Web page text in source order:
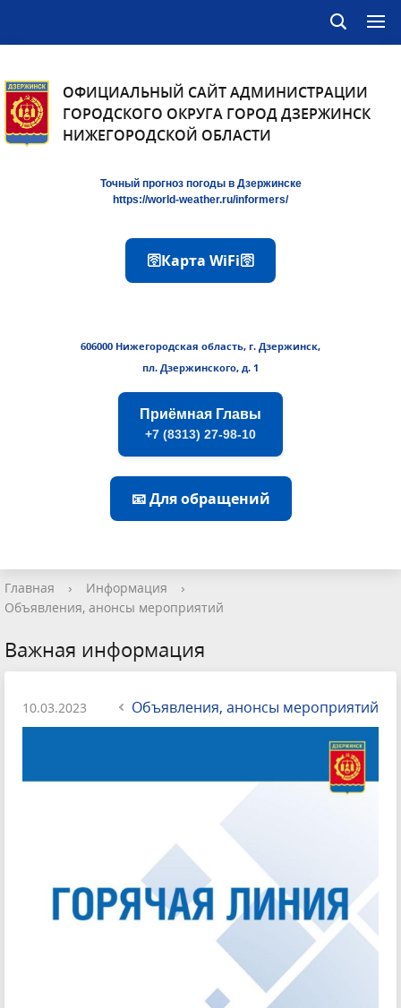
ОФИЦИАЛЬНЫЙ САЙТ АДМИНИСТРАЦИИ
ГОРОДСКОГО ОКРУГА ГОРОД ДЗЕРЖИНСК
НИЖЕГОРОДСКОЙ ОБЛАСТИ
Точный прогноз погоды в Дзержинске
https://world-weather.ru/informers/
🛜Карта WiFi🛜
606000 Нижегородская область, г. Дзержинск,
пл. Дзержинского, д. 1
Приёмная Главы
+7 (8313) 27-98-10
📧 Для обращений
Главная › Информация
›
Объявления, анонсы мероприятий
Важная информация
10.03.2023 Объявления, анонсы мероприятий